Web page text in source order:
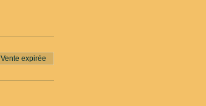
Vente expirée